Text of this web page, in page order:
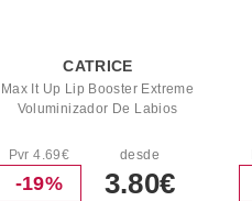
CATRICE
Max It Up Lip Booster Extreme
Voluminizador De Labios
Pvr 4.69€
-19%
desde
3.80€